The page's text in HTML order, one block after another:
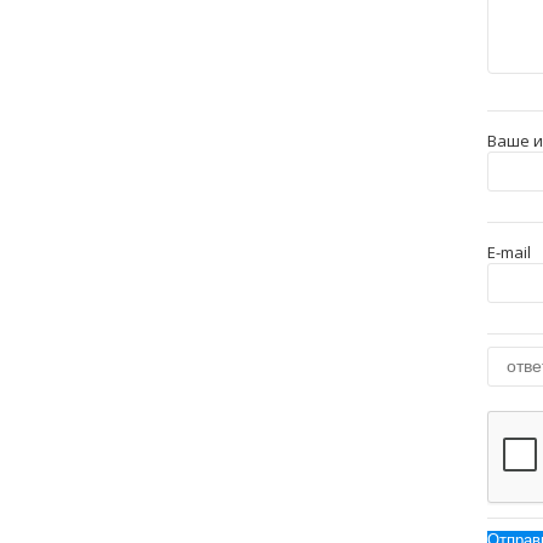
Ваше
E-mail